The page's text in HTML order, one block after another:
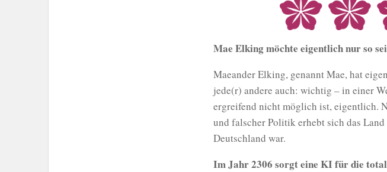
Mae Elking möchte eigentlich nur so
Maeander Elking, genannt Mae, hat
jede(r) andere auch: wichtig – in einer
ergreifend nicht möglich ist, eigentlich.
und falscher Politik erhebt sich das Land
Deutschland war.
Im Jahr 2306 sorgt eine KI für die